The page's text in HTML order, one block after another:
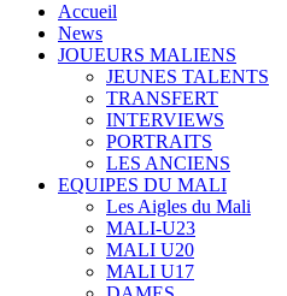
Accueil
News
JOUEURS MALIENS
JEUNES TALENTS
TRANSFERT
INTERVIEWS
PORTRAITS
LES ANCIENS
EQUIPES DU MALI
Les Aigles du Mali
MALI-U23
MALI U20
MALI U17